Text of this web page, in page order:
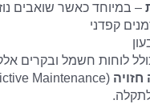
– במיוחד כאשר שואבים
קפדני
לוחות חשמל ובקרים
חזויה